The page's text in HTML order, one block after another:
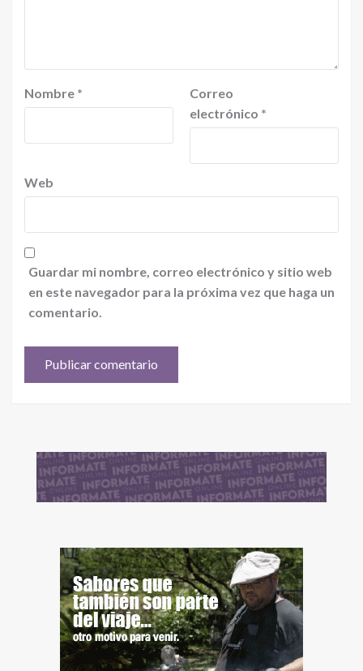
Nombre *
Correo
electrónico *
Web
Guardar mi nombre, correo electrónico y sitio web
en este navegador para la próxima vez que haga un
comentario.